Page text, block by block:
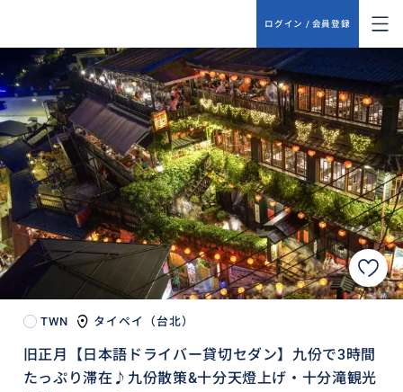
ログイン / 会員登録
TWN タイペイ（台北）
旧正月【日本語ドライバー貸切セダン】九份で3時間
たっぷり滞在♪九份散策&十分天燈上げ・十分滝観光